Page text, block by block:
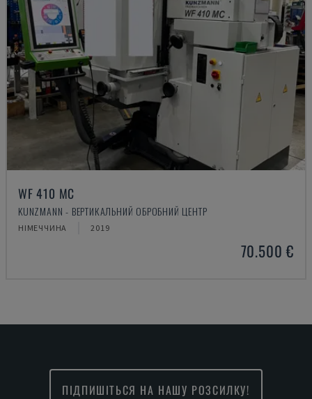
WF 410 MC
KUNZMANN - ВЕРТИКАЛЬНИЙ ОБРОБНИЙ ЦЕНТР
НІМЕЧЧИНА 2019
70.500 €
ПІДПИШІТЬСЯ НА НАШУ РОЗСИЛКУ!